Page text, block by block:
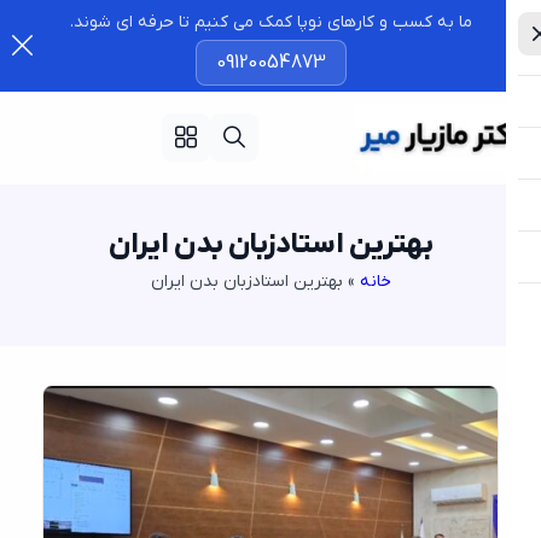
ما به کسب و کارهای نوپا کمک می کنیم تا حرفه ای شوند.
09120054873
بهترین استادزبان بدن ایران
»بهترین استادزبان بدن ایران